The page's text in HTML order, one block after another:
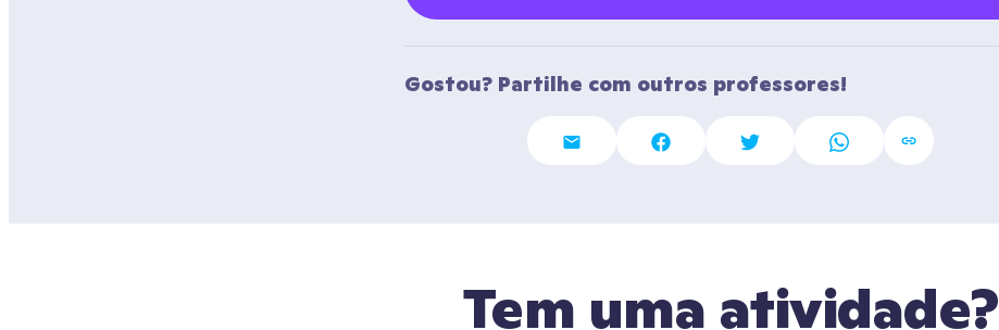
Gostou? Partilhe com outros professores!
Tem uma atividade?